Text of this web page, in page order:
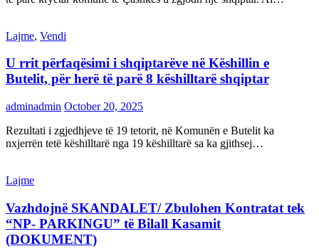
Lajme, Vendi
U rrit përfaqësimi i shqiptarëve në Këshillin e
Butelit, për herë të parë 8 këshilltarë shqiptar
adminadmin October 20, 2025
Rezultati i zgjedhjeve të 19 tetorit, në Komunën e Butelit ka
nxjerrën tetë këshilltarë nga 19 këshilltarë sa ka gjithsej…
Lajme
Vazhdojnë SKANDALET/ Zbulohen Kontratat tek
“NP- PARKINGU” të Bilall Kasamit
(DOKUMENT)